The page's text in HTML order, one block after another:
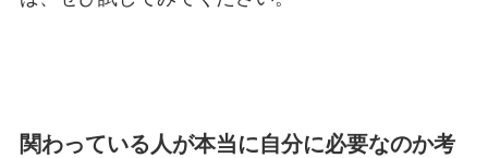
関わっている人が本当に自分に必要なのか考